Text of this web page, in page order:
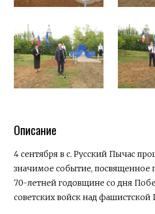
Описание
4 сентября в с. Русский Пычас
значимое событие, посвященное
70-летней годовщине со дня
советских войск над фашистской